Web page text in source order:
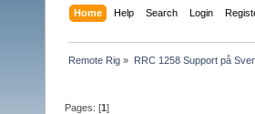
Home Help Search Login
Remote Rig » RRC 1258 Support på
Pages: [1]